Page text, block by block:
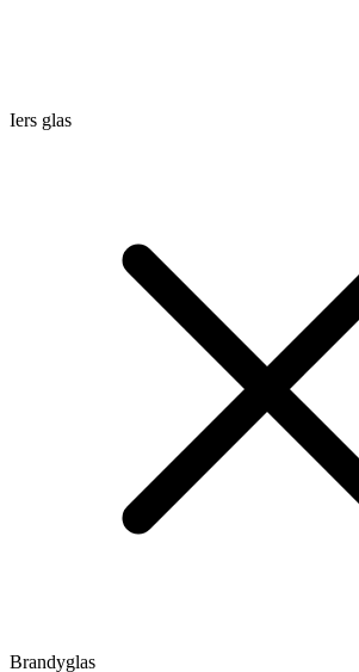
Iers glas
Brandyglas